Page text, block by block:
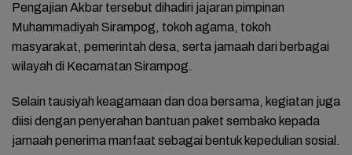
Pengajian Akbar tersebut dihadiri jajaran pimpinan
Muhammadiyah Sirampog, tokoh agama, tokoh
masyarakat, pemerintah desa, serta jamaah dari berbagai
wilayah di Kecamatan Sirampog.
Selain tausiyah keagamaan dan doa bersama, kegiatan juga
diisi dengan penyerahan bantuan paket sembako kepada
jamaah penerima manfaat sebagai bentuk kepedulian sosial.